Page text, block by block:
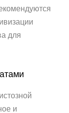
для
и